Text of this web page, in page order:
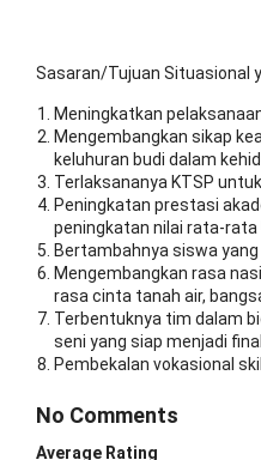
Sasaran/Tujuan Situasional
Meningkatkan
Mengembangkan sikap
keluhuran budi dalam
Terlaksananya KTSP untuk
Peningkatan prestasi
peningkatan nilai rata-rata
Bertambahnya siswa
Mengembangkan rasa
rasa cinta tanah air,
Terbentuknya tim dalam
seni yang siap menjadi
Pembekalan vokasional
No Comments
Average Rating